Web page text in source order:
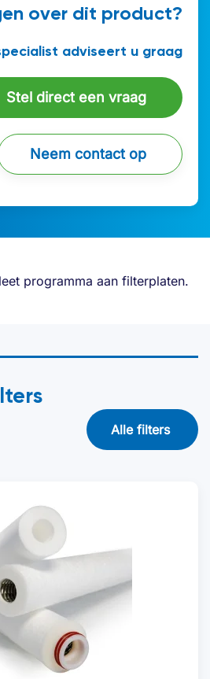
over dit product?
adviseert u graag
Stel direct een vraag
Neem contact op
programma aan filterplaten.
Alle filters